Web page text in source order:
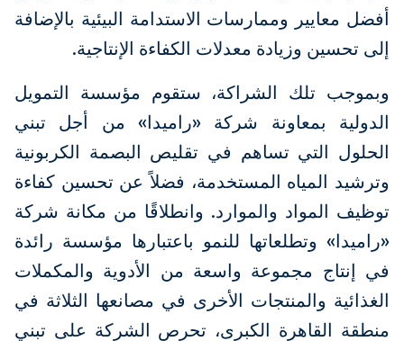
أفضل معايير وممارسات الاستدامة البيئية بالإضافة
إلى تحسين وزيادة معدلات الكفاءة الإنتاجية.
وبموجب تلك الشراكة، ستقوم مؤسسة التمويل
الدولية بمعاونة شركة «راميدا» من أجل تبني
الحلول التي تساهم في تقليص البصمة الكربونية
وترشيد المياه المستخدمة، فضلاً عن تحسين كفاءة
توظيف المواد والموارد. وانطلاقًا من مكانة شركة
«راميدا» وتطلعاتها للنمو باعتبارها مؤسسة رائدة
في إنتاج مجموعة واسعة من الأدوية والمكملات
الغذائية والمنتجات الأخرى في مصانعها الثلاثة في
منطقة القاهرة الكبرى، تحرص الشركة على تبني